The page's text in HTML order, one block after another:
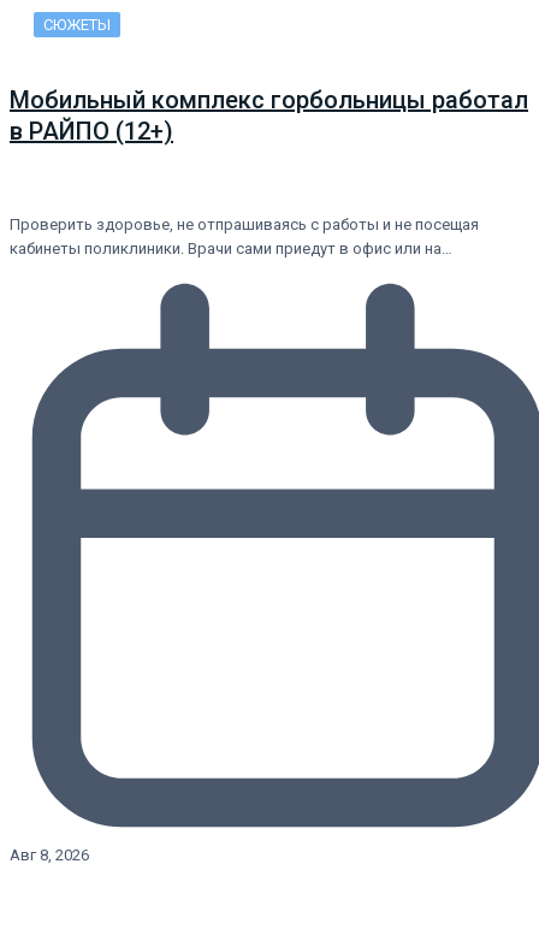
СЮЖЕТЫ
Мобильный комплекс горбольницы работал
в РАЙПО (12+)
Проверить здоровье, не отпрашиваясь с работы и не посещая
кабинеты поликлиники. Врачи сами приедут в офис или на…
Авг 8, 2026